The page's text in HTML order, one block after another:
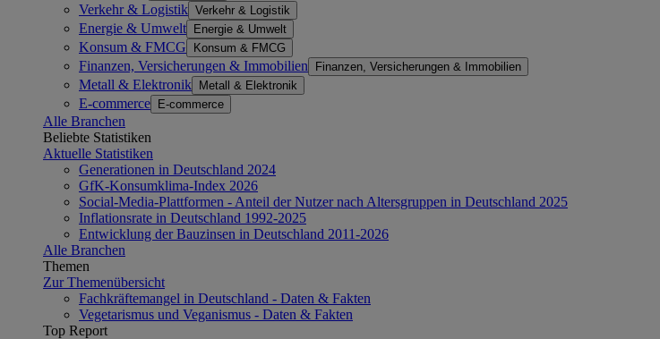
Verkehr & Logistik Verkehr & Logistik
Energie & Umwelt Energie & Umwelt
Konsum & FMCG Konsum & FMCG
Finanzen, Versicherungen & Immobilien Finanzen, Versicherungen & Immobilien
Metall & Elektronik Metall & Elektronik
E-commerce E-commerce
Alle Branchen
Beliebte Statistiken
Aktuelle Statistiken
Generationen in Deutschland 2024
GfK-Konsumklima-Index 2026
Social-Media-Plattformen - Anteil der Nutzer nach Altersgruppen in Deutschland 2025
Inflationsrate in Deutschland 1992-2025
Entwicklung der Bauzinsen in Deutschland 2011-2026
Alle Branchen
Themen
Zur Themenübersicht
Fachkräftemangel in Deutschland - Daten & Fakten
Vegetarismus und Veganismus - Daten & Fakten
Top Report